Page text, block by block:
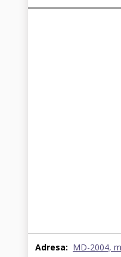
Adresa: MD-2004,